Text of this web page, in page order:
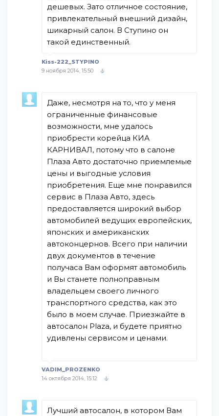
дешевых. Зато отличное состояние,
привлекательный внешний дизайн,
шикарный салон. В Ступино он
такой единственный.
Kiss-222_STYPINO
9 ноября 2014, 15:50
Даже, несмотря на то, что у меня
ограниченные финансовые
возможности, мне удалось
приобрести корейца КИА
КАРНИВАЛ, потому что в салоне
Плаза Авто достаточно приемлемые
цены и выгодные условия
приобретения. Еще мне понравился
сервис в Плаза Авто, здесь
предоставляется широкий выбор
автомобилей ведущих европейских,
японских и американских
автоконцернов. Всего при наличии
двух документов в течение
получаса Вам оформят автомобиль
и Вы станете полноправным
владельцем своего личного
транспортного средства, как это
было в моем случае. Приезжайте в
автосалон Plaza, и будете приятно
удивлены сервисом и ценами.
VADIM_PROZENKO
14 октября 2014, 15:12
Лучший автосалон, в котором Вам